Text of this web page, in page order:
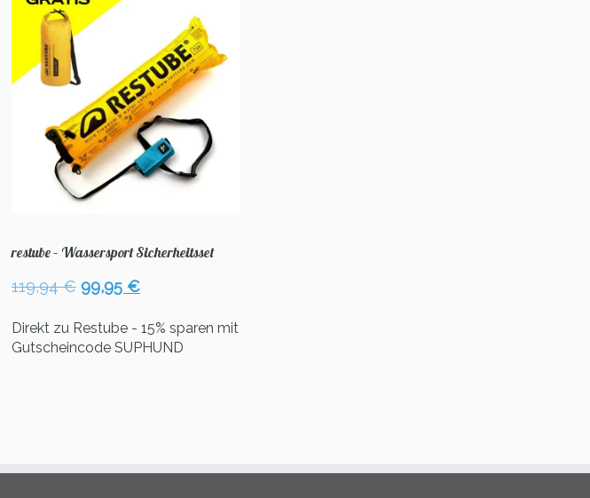
restube – Wassersport Sicherheitsset
119,94€ Ursprünglicher
war:
119,94 €
99,95 €Aktueller
ist:
99,95 €.
Direkt zu Restube - 15% sparen mit
Gutscheincode SUPHUND